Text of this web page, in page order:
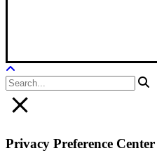
Privacy Preference Center